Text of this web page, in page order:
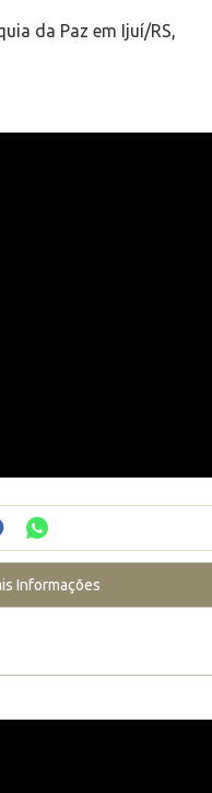
da Paz em Ijuí/RS,
Informações